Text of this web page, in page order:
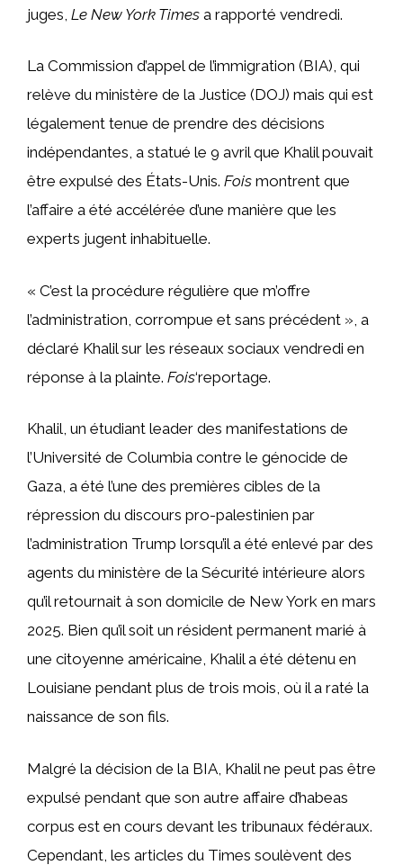
juges, Le New York Times a rapporté vendredi.
La Commission d’appel de l’immigration (BIA), qui
relève du ministère de la Justice (DOJ) mais qui est
légalement tenue de prendre des décisions
indépendantes, a statué le 9 avril que Khalil pouvait
être expulsé des États-Unis. Fois montrent que
l’affaire a été accélérée d’une manière que les
experts jugent inhabituelle.
« C’est la procédure régulière que m’offre
l’administration, corrompue et sans précédent », a
déclaré Khalil sur les réseaux sociaux vendredi en
réponse à la plainte. Fois‘reportage.
Khalil, un étudiant leader des manifestations de
l’Université de Columbia contre le génocide de
Gaza, a été l’une des premières cibles de la
répression du discours pro-palestinien par
l’administration Trump lorsqu’il a été enlevé par des
agents du ministère de la Sécurité intérieure alors
qu’il retournait à son domicile de New York en mars
2025. Bien qu’il soit un résident permanent marié à
une citoyenne américaine, Khalil a été détenu en
Louisiane pendant plus de trois mois, où il a raté la
naissance de son fils.
Malgré la décision de la BIA, Khalil ne peut pas être
expulsé pendant que son autre affaire d’habeas
corpus est en cours devant les tribunaux fédéraux.
Cependant, les articles du Times soulèvent des